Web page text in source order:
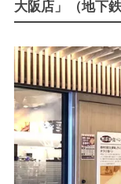
大阪店」（地下